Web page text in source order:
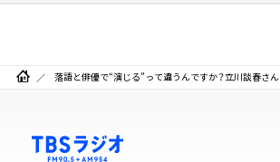
落語と俳優で“演じる”って違うんですか？立川談春さん